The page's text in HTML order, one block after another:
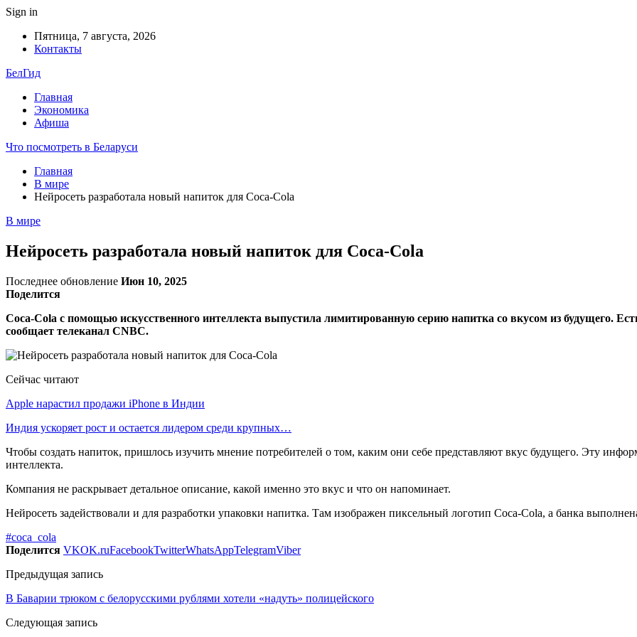
Sign in
Пятница, 7 августа, 2026
Контакты
БелГид
Главная
Экономика
Афиша
Что посмотреть в Беларуси
Главная
В мире
Нейросеть разработала новый напиток для Coca-Cola
В мире
Нейросеть разработала новый напиток для Coca-Cola
Последнее обновление Июн 10, 2025
Поделится
Coca-Cola с помощью искусственного интеллекта выпустила лимитированную серию напитка со вкусом из будущего.
сообщает телеканал CNBC.
Сейчас читают
Apple нарастил продажи iPhone в Индии
Индия ускоряет рост и остается лидером среди крупных…
Чтобы создать напиток, пришлось изучить мнение потребителей о том, каким они себе представляют вкус будущего. Эту
интеллекта.
Компания не раскрывает детальное описание, какой именно это вкус и что он напоминает.
Нейросеть задействовали и для разработки упаковки напитка. Там изображен пиксельный логотип Coca-Cola, а банка
#coca_cola
Поделится VKOK.ruFacebookTwitterWhatsAppTelegramViber
Предыдущая запись
В Баварии трюком с белорусскими рублями хотели «надуть» полицейского
Следующая запись